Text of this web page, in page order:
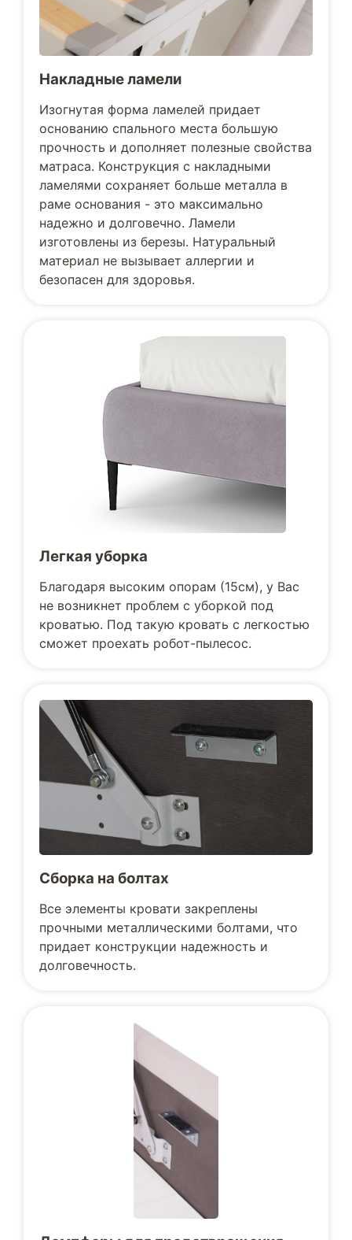
Накладные ламели
Изогнутая форма ламелей придает
основанию спального места большую
прочность и дополняет полезные свойства
матраса. Конструкция с накладными
ламелями сохраняет больше металла в
раме основания - это максимально
надежно и долговечно. Ламели
изготовлены из березы. Натуральный
материал не вызывает аллергии и
безопасен для здоровья.
Легкая уборка
Благодаря высоким опорам (15см), у Вас
не возникнет проблем с уборкой под
кроватью. Под такую кровать с легкостью
сможет проехать робот-пылесос.
Сборка на болтах
Все элементы кровати закреплены
прочными металлическими болтами, что
придает конструкции надежность и
долговечность.